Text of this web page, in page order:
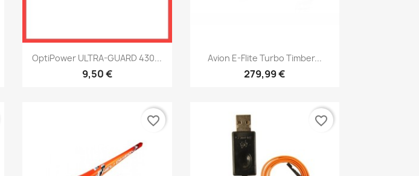
Aperçu rapide
OptiPower ULTRA-GUARD 430...
9,50 €
Aperçu rapide
Avion E-Flite Turbo Timber...
279,99 €
favorite_border favorite_border